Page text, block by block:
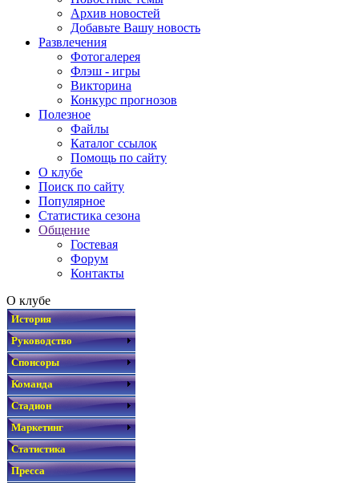
Архив новостей
Добавьте Вашу новость
Развлечения
Фотогалерея
Флэш - игры
Викторина
Конкурс прогнозов
Полезное
Файлы
Каталог ссылок
Помощь по сайту
О клубе
Поиск по сайту
Популярное
Статистика сезона
Общение
Гостевая
Форум
Контакты
О клубе
История
Руководство
Спонсоры
Команда
Стадион
Маркетинг
Статистика
Пресса